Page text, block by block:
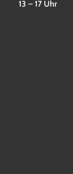
13 – 17 Uhr